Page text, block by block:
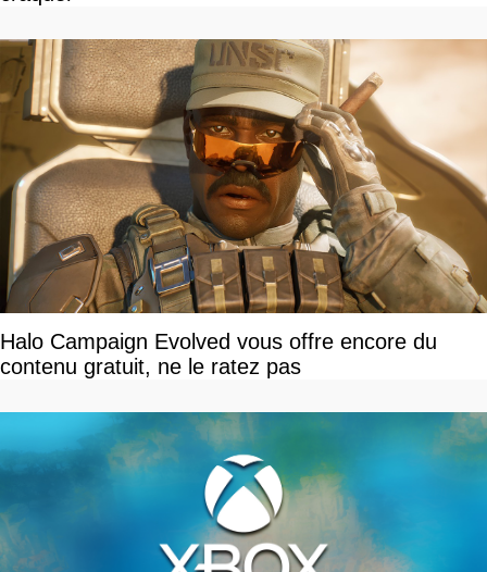
Halo Campaign Evolved vous offre encore du
contenu gratuit, ne le ratez pas